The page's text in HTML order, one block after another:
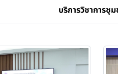
บริการวิชาการชุ